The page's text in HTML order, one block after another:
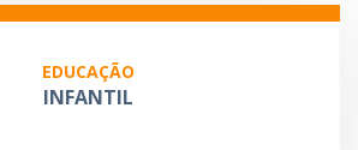
EDUCAÇÃO
INFANTIL